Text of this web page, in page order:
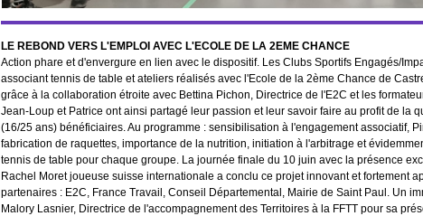
LE REBOND VERS L'EMPLOI AVEC L'ECOLE DE LA 2EME CHANCE
Action phare et d'envergure en lien avec le dispositif. Les Clubs Sportifs Engagés/
associant tennis de table et ateliers réalisés avec l'Ecole de la 2ème Chance de
grâce à la collaboration étroite avec Bettina Pichon, Directrice de l'E2C et les
Jean-Loup et Patrice ont ainsi partagé leur passion et leur savoir faire au profit de la
(16/25 ans) bénéficiaires. Au programme : sensibilisation à l'engagement associatif,
fabrication de raquettes, importance de la nutrition, initiation à l'arbitrage et
tennis de table pour chaque groupe. La journée finale du 10 juin avec la présence
Rachel Moret joueuse suisse internationale a conclu ce projet innovant et fortement
partenaires : E2C, France Travail, Conseil Départemental, Mairie de Saint Paul. Un
Malory Lasnier, Directrice de l'accompagnement des Territoires à la FFTT pour sa